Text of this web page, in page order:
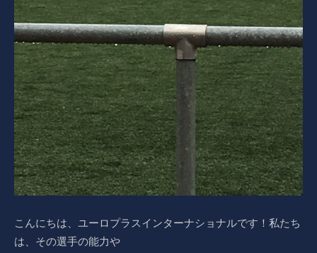
こんにちは、ユーロプラスインターナショナルです！私たち
は、その選手の能力や